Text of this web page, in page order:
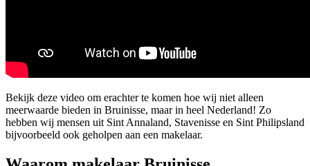
Bekijk deze video om erachter te komen hoe wij niet alleen
meerwaarde bieden in Bruinisse, maar in heel Nederland! Zo
hebben wij mensen uit Sint Annaland, Stavenisse en Sint Philipsland
bijvoorbeeld ook geholpen aan een makelaar.